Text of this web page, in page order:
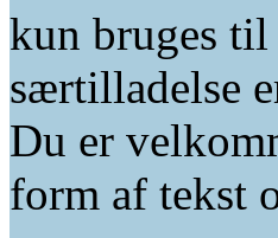
kun bruges
særtilladelse
Du er
form af tekst